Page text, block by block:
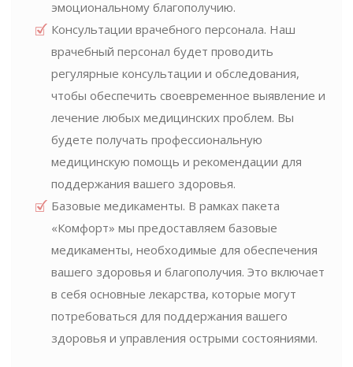
эмоциональному благополучию.
Консультации врачебного персонала. Наш
врачебный персонал будет проводить
регулярные консультации и обследования,
чтобы обеспечить своевременное выявление и
лечение любых медицинских проблем. Вы
будете получать профессиональную
медицинскую помощь и рекомендации для
поддержания вашего здоровья.
Базовые медикаменты. В рамках пакета
«Комфорт» мы предоставляем базовые
медикаменты, необходимые для обеспечения
вашего здоровья и благополучия. Это включает
в себя основные лекарства, которые могут
потребоваться для поддержания вашего
здоровья и управления острыми состояниями.